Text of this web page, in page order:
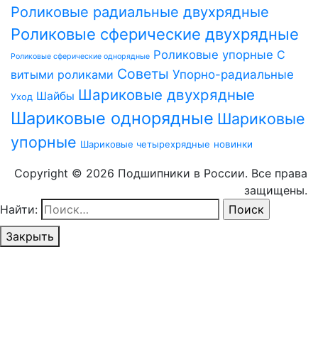
Роликовые радиальные двухрядные
Роликовые сферические двухрядные
Роликовые сферические однорядные Роликовые упорные С
витыми роликами Советы Упорно-радиальные
Уход Шайбы Шариковые двухрядные
Шариковые однорядные Шариковые
упорные Шариковые четырехрядные новинки
Copyright © 2026 Подшипники в России. Все права
защищены.
Найти:
Закрыть